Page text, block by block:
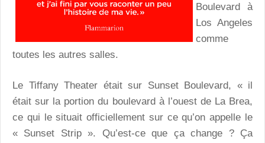
Boulevard à
Los Angeles
comme
toutes les autres salles.
Le Tiffany Theater était sur Sunset Boulevard, « il
était sur la portion du boulevard à l’ouest de La Brea,
ce qui le situait officiellement sur ce qu’on appelle le
« Sunset Strip ». Qu’est-ce que ça change ? Ça